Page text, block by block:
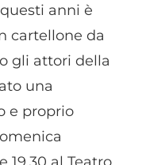
anni è
cartellone da
gli attori della
una
e proprio